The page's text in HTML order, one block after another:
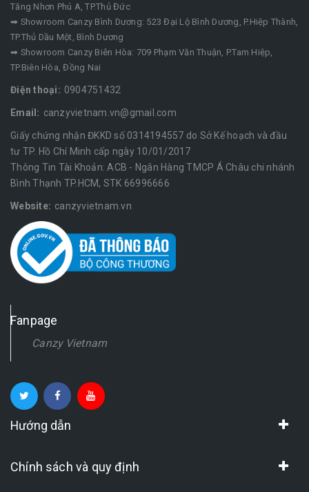
Tăng Nhơn Phú A, TP.Thủ Đức
➡ Showroom Canzy Bình Dương: 523 Đại Lộ Bình Dương, P.Hiệp Thành,
TP.Thủ Dầu Một, Bình Dương
➡ Showroom Canzy Biên Hòa: 709 Phạm Văn Thuận, P.Tam Hiệp,
TP.Biên Hòa, Đồng Nai
Điện thoại: 0904751432
Email: canzyvietnam.vn@gmail.com
Giấy chứng nhận ĐKKD số 0314194557 do Sở Kế hoạch và đầu
tư TP. Hồ Chí Minh cấp ngày 10/01/2017
Thông Tin Tài Khoản: ACB - Ngân Hàng TMCP Á Châu chi nhánh
Bình Thạnh TP.HCM, STK 66996666
Website: canzyvietnam.vn
Fanpage
Canzy Vietnam
Hướng dẫn
Chính sách và quy định